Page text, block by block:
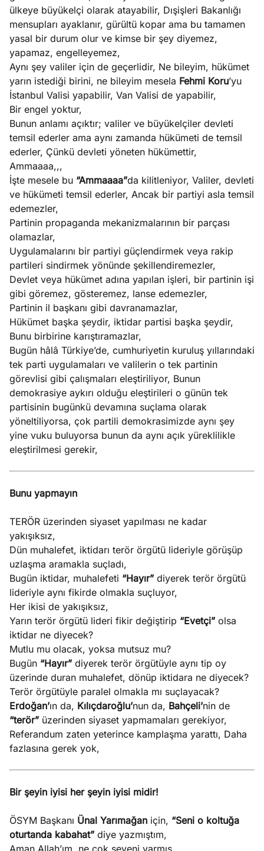
ülkeye büyükelçi olarak atayabilir, Dışişleri Bakanlığı
mensupları ayaklanır, gürültü kopar ama bu tamamen
yasal bir durum olur ve kimse bir şey diyemez,
yapamaz, engelleyemez,
Aynı şey valiler için de geçerlidir, Ne bileyim, hükümet
yarın istediği birini, ne bileyim mesela Fehmi Koru’yu
İstanbul Valisi yapabilir, Van Valisi de yapabilir,
Bir engel yoktur,
Bunun anlamı açıktır; valiler ve büyükelçiler devleti
temsil ederler ama aynı zamanda hükümeti de temsil
ederler, Çünkü devleti yöneten hükümettir,
Ammaaaa,,,
İşte mesele bu “Ammaaaa”da kilitleniyor, Valiler, devleti
ve hükümeti temsil ederler, Ancak bir partiyi asla temsil
edemezler,
Partinin propaganda mekanizmalarının bir parçası
olamazlar,
Uygulamalarını bir partiyi güçlendirmek veya rakip
partileri sindirmek yönünde şekillendiremezler,
Devlet veya hükümet adına yapılan işleri, bir partinin işi
gibi göremez, gösteremez, lanse edemezler,
Partinin il başkanı gibi davranamazlar,
Hükümet başka şeydir, iktidar partisi başka şeydir,
Bunu birbirine karıştıramazlar,
Bugün hâlâ Türkiye’de, cumhuriyetin kuruluş yıllarındaki
tek parti uygulamaları ve valilerin o tek partinin
görevlisi gibi çalışmaları eleştiriliyor, Bunun
demokrasiye aykırı olduğu eleştirileri o günün tek
partisinin bugünkü devamına suçlama olarak
yöneltiliyorsa, çok partili demokrasimizde aynı şey
yine vuku buluyorsa bunun da aynı açık yüreklilikle
eleştirilmesi gerekir,
Bunu yapmayın
TERÖR üzerinden siyaset yapılması ne kadar
yakışıksız,
Dün muhalefet, iktidarı terör örgütü lideriyle görüşüp
uzlaşma aramakla suçladı,
Bugün iktidar, muhalefeti “Hayır” diyerek terör örgütü
lideriyle aynı fikirde olmakla suçluyor,
Her ikisi de yakışıksız,
Yarın terör örgütü lideri fikir değiştirip “Evetçi” olsa
iktidar ne diyecek?
Mutlu mu olacak, yoksa mutsuz mu?
Bugün “Hayır” diyerek terör örgütüyle aynı tip oy
üzerinde duran muhalefet, dönüp iktidara ne diyecek?
Terör örgütüyle paralel olmakla mı suçlayacak?
Erdoğan’ın da, Kılıçdaroğlu’nun da, Bahçeli’nin de
“terör” üzerinden siyaset yapmamaları gerekiyor,
Referandum zaten yeterince kamplaşma yarattı, Daha
fazlasına gerek yok,
Bir şeyin iyisi her şeyin iyisi midir!
ÖSYM Başkanı Ünal Yarımağan için, “Seni o koltuğa
oturtanda kabahat” diye yazmıştım,
Aman Allah’ım, ne çok seveni varmış,